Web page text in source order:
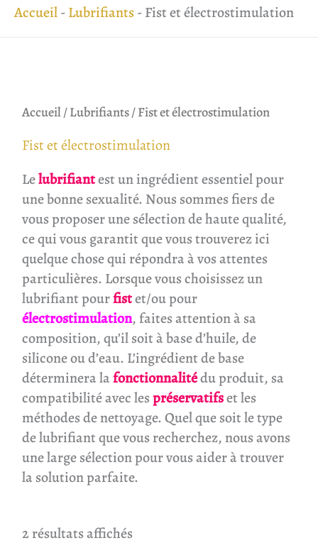
Accueil- Lubrifiants- Fist et électrostimulation
Accueil/Lubrifiants/ Fist et électrostimulation
Fist et électrostimulation
Lelubrifiantest un ingrédient essentiel pour
une bonne sexualité. Nous sommes fiers de
vous proposer une sélection de haute qualité,
ce qui vous garantit que vous trouverez ici
quelque chose qui répondra à vos attentes
particulières. Lorsque vous choisissez un
lubrifiant pourfistet/ou pour
électrostimulation, faites attention à sa
composition, qu’il soit à base d’huile, de
silicone ou d’eau. L’ingrédient de base
déterminera lafonctionnalitédu produit, sa
compatibilité avec lespréservatifset les
méthodes de nettoyage. Quel que soit le type
de lubrifiant que vous recherchez, nous avons
une large sélection pour vous aider à trouver
la solution parfaite.
2 résultats affichés